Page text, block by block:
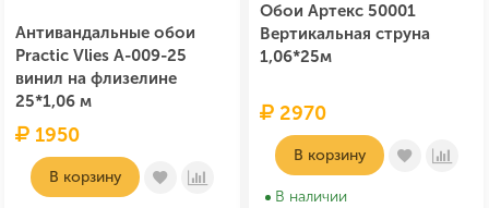
Антивандальные обои
Practic Vlies А-009-25
винил на флизелине
25*1,06 м
1950
В корзину
Обои Артекс 50001
Вертикальная струна
1,06*25м
2970
В корзину
В наличии